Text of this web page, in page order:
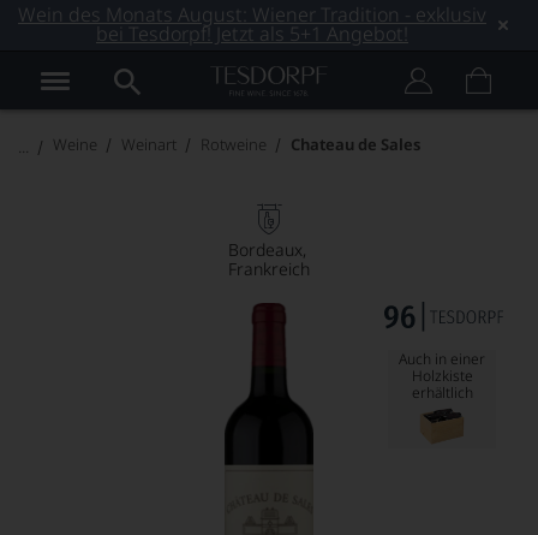
Wein des Monats August: Wiener Tradition - exklusiv
bei Tesdorpf! Jetzt als 5+1 Angebot!
Weine Weinart Rotweine Chateau de Sales
Bordeaux
Frankreich
Auch in einer
Holzkiste
erhältlich